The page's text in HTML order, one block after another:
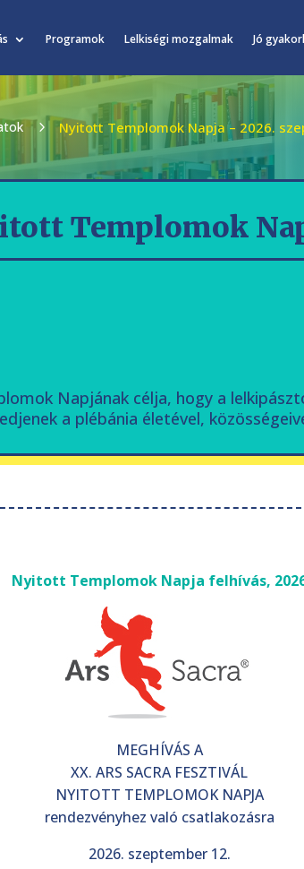
Programok Lelkiségi mozgalmak Jó
5 Nyitott Templomok Napja – 2026.
Templomok
Napjának célja, hogy a
a plébánia életével,
Nyitott Templomok Napja felhívás,
MEGHÍVÁS A
XX. ARS SACRA FESZTIVÁL
NYITOTT TEMPLOMOK NAPJA
rendezvényhez való csatlakozásra
2026. szeptember 12.